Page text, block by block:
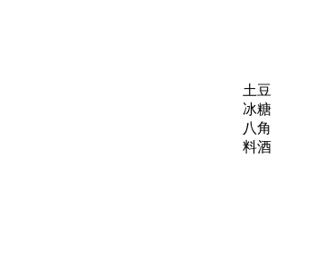
土豆
冰糖
八角
料酒